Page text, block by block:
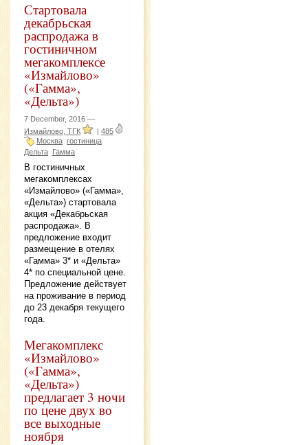
Стартовала
декабрьская
распродажа в
гостиничном
мегакомплексе
«Измайлово»
(«Гамма»,
«Дельта»)
7 December, 2016 —
Измайлово, ТГК
| 485
Москва гостиница
Дельта Гамма
В гостиничных
мегакомплексах
«Измайлово» («Гамма»,
«Дельта») стартовала
акция «Декабрьская
распродажа». В
предложение входит
размещение в отелях
«Гамма» 3* и «Дельта»
4* по специальной цене.
Предложение действует
на проживание в период
до 23 декабря текущего
года.
Мегакомплекс
«Измайлово»
(«Гамма»,
«Дельта»)
предлагает 3 ночи
по цене двух во
все выходные
ноября